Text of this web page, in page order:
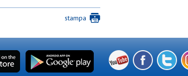
stampa